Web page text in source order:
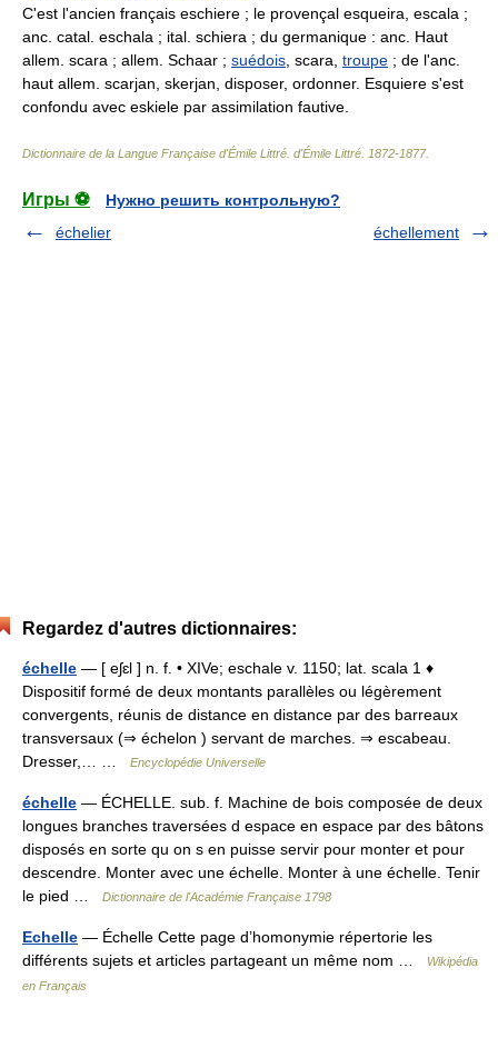
C'est l'ancien français eschiere ; le provençal esqueira, escala ;
anc. catal. eschala ; ital. schiera ; du germanique : anc. Haut
allem. scara ; allem. Schaar ; suédois , scara, troupe ; de l'anc.
haut allem. scarjan, skerjan, disposer, ordonner. Esquiere s'est
confondu avec eskiele par assimilation fautive.
Dictionnaire de la Langue Française d'Émile Littré d'Émile Littré 1872-1877.
Игры ⚽
Нужно решить контрольную?
échelier
échellement
Regardez d'autres dictionnaires:
échelle — [ eʃɛl ] n. f. • XIVe; eschale v. 1150; lat. scala 1 ♦
Dispositif formé de deux montants parallèles ou légèrement
convergents, réunis de distance en distance par des barreaux
transversaux (⇒ échelon ) servant de marches. ⇒ escabeau.
Dresser,… …
Encyclopédie Universelle
échelle — ÉCHELLE. sub. f. Machine de bois composée de deux
longues branches traversées d espace en espace par des bâtons
disposés en sorte qu on s en puisse servir pour monter et pour
descendre. Monter avec une échelle. Monter à une échelle. Tenir
le pied …
Dictionnaire de l'Académie Française 1798
Echelle — Échelle Cette page d’homonymie répertorie les
différents sujets et articles partageant un même nom …
Wikipédia
en Français